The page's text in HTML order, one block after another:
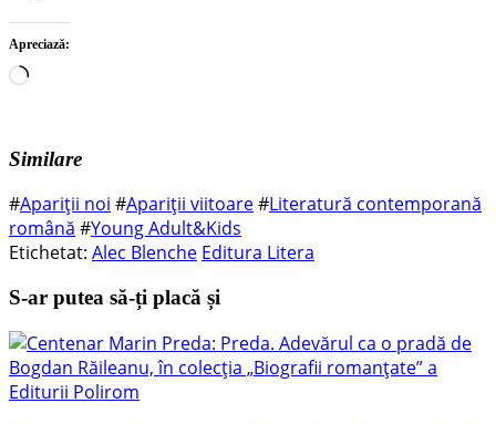
Apreciază:
Încarc...
Similare
#Apariții noi #Apariții viitoare#Literatură contemporană
română #Young Adult&Kids
Etichetat: Alec Blenche Editura Litera
S-ar putea să-ți placă și